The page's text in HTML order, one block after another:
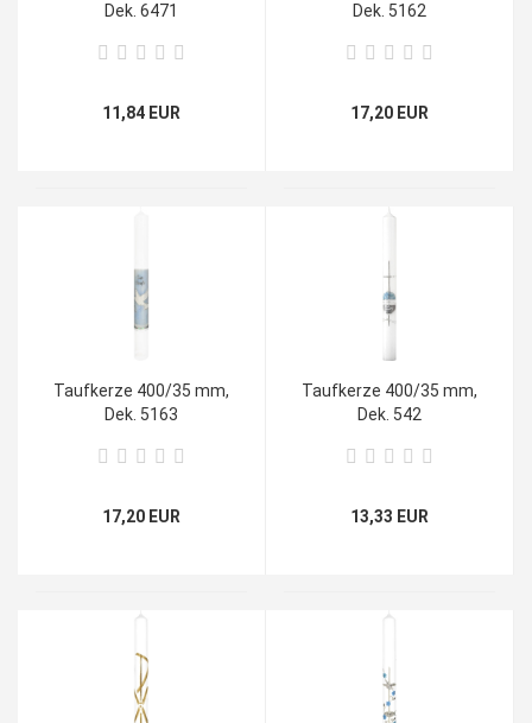
Dek. 6471
11,84 EUR
Dek. 5162
17,20 EUR
Taufkerze 400/35 mm,
Dek. 5163
17,20 EUR
Taufkerze 400/35 mm,
Dek. 542
13,33 EUR